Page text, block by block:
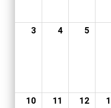
3 4 5
10 11 12